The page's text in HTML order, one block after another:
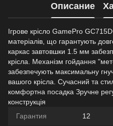
Описание
Ігрове крісло GamePro
матеріалів, що гарантують
каркас завтовшки 1.5 мм
крісла. Механізм гойдання
забезпечують максимальну
вашого крісла. Сучасний та
комфортна посадка Зручне
конструкція
Гарантия
12